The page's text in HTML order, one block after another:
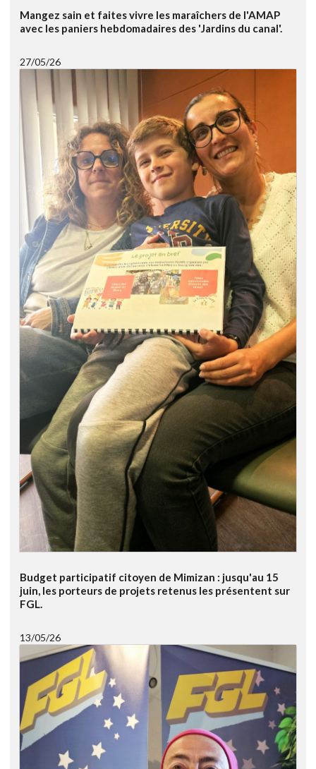
Mangez sain et faites vivre les maraîchers de l'AMAP
avec les paniers hebdomadaires des 'Jardins du canal'.
27/05/26
Budget participatif citoyen de Mimizan : jusqu'au 15
juin, les porteurs de projets retenus les présentent sur
FGL.
13/05/26